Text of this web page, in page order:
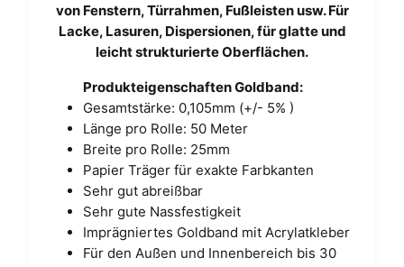
von Fenstern, Türrahmen, Fußleisten usw. Für
Lacke, Lasuren, Dispersionen, für glatte und
leicht strukturierte Oberflächen.
Produkteigenschaften Goldband:
Gesamtstärke: 0,105mm (+/- 5% )
Länge pro Rolle: 50 Meter
Breite pro Rolle: 25mm
Papier Träger für exakte Farbkanten
Sehr gut abreißbar
Sehr gute Nassfestigkeit
Imprägniertes Goldband mit Acrylatkleber
Für den Außen und Innenbereich bis 30